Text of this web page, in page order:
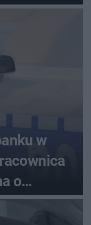
w
o
000 zł